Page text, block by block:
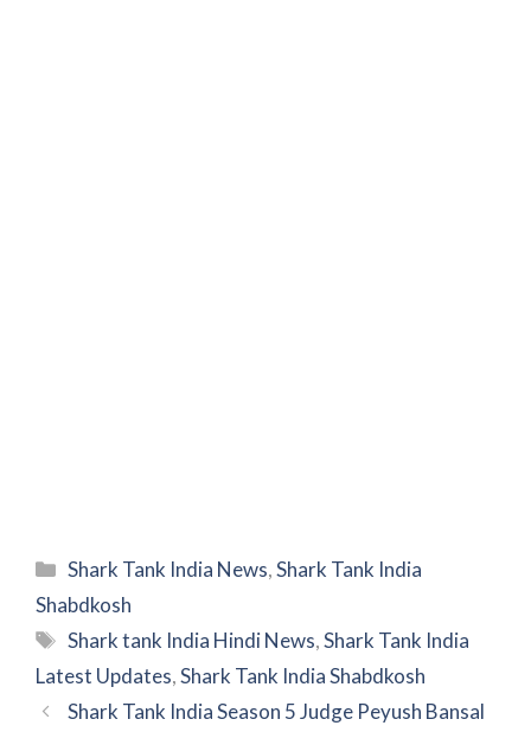
Categories
Shark Tank India News,Shark Tank India
Shabdkosh
Tags
Shark tank India Hindi News,Shark Tank India
Latest Updates,Shark Tank India Shabdkosh
Shark Tank India Season 5 Judge Peyush Bansal